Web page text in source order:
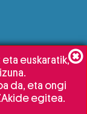
euskaratik,
da, eta ongi
egitea.